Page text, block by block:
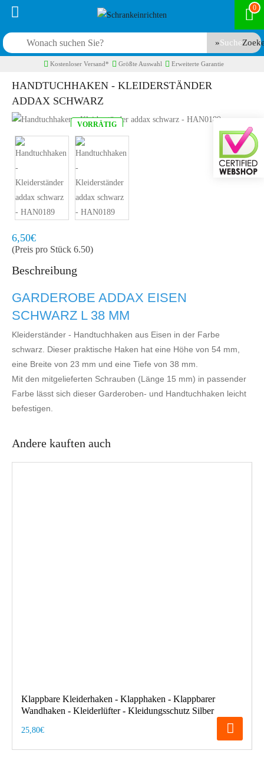
0
Suche
Kostenloser Versand* Größte Auswahl Erweiterte Garantie
HANDTUCHHAKEN - KLEIDERSTÄNDER
ADDAX SCHWARZ
VORRÄTIG
Schnell zu Hause, 2 bis 3 Werktagen
6,50€
(Preis pro Stück 6.50)
Beschreibung
GARDEROBE ADDAX EISEN
SCHWARZ L 38 MM
Kleiderständer - Handtuchhaken aus Eisen in der Farbe
schwarz. Dieser praktische Haken hat eine Höhe von 54 mm,
eine Breite von 23 mm und eine Tiefe von 38 mm.
Mit den mitgelieferten Schrauben (Länge 15 mm) in passender
Farbe lässt sich dieser Garderoben- und Handtuchhaken leicht
befestigen.
Andere kauften auch
Klappbare Kleiderhaken - Klapphaken - Klappbarer
Wandhaken - Kleiderlüfter - Kleidungsschutz Silber
25,80€